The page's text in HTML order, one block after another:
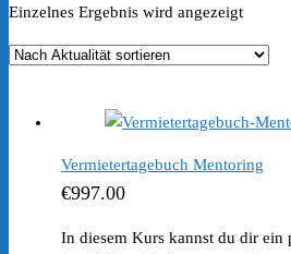
Einzelnes Ergebnis wird angezeigt
Vermietertagebuch Mentoring
€997.00
In diesem Kurs kannst du dir ein